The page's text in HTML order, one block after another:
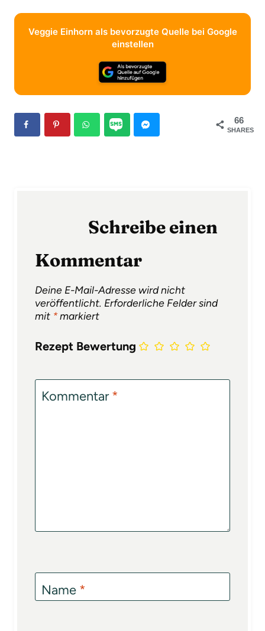
Veggie Einhorn als bevorzugte Quelle bei Google
einstellen
66
SHARES
Schreibe einen
Kommentar
Deine E-Mail-Adresse wird nicht
veröffentlicht. Erforderliche Felder sind
mit *markiert
Rezept Bewertung
Kommentar*
Name *